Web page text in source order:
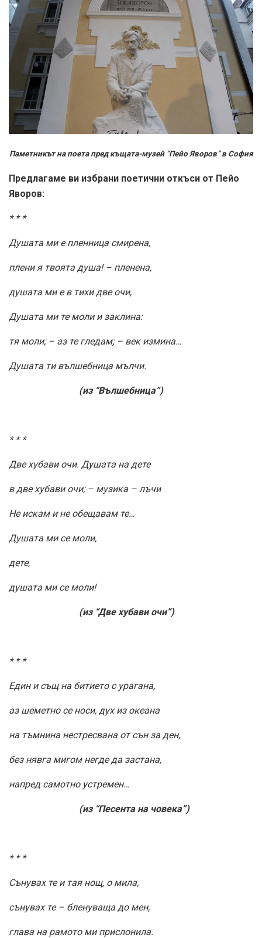
Паметникът на поета пред къщата-музей “Пейо Яворов” в София
Предлагаме ви избрани поетични откъси от Пейо
Яворов:
* * *
Душата ми е пленница смирена,
плени я твоята душа! – пленена,
душата ми е в тихи две очи,
Душата ми те моли и заклина:
тя моли; – аз те гледам; – век измина…
Душата ти вълшебница мълчи.
(из “Вълшебница”)
* * *
Две хубави очи. Душата на дете
в две хубави очи; – музика – лъчи
Не искам и не обещавам те…
Душата ми се моли,
дете,
душата ми се моли!
(из “Две хубави очи”)
* * *
Един и същ на битието с урагана,
аз шеметно се носи, дух из океана
на тъмнина нестресвана от сън за ден,
без нявга мигом негде да застана,
напред самотно устремен…
(из “Песента на човека”)
* * *
Сънувах те и тая нощ, о мила,
сънувах те – бленуваща до мен,
глава на рамото ми прислонила.